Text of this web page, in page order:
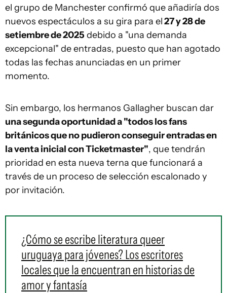
el grupo de Manchester confirmó que añadiría dos
nuevos espectáculos a su gira para el27 y 28 de
setiembre de 2025 debido a "una demanda
excepcional" de entradas, puesto que han agotado
todas las fechas anunciadas en un primer
momento.
Sin embargo, los hermanos Gallagher buscan dar
una segunda oportunidad a "todos los fans
británicos que no pudieron conseguir entradas en
la venta inicial con Ticketmaster", que tendrán
prioridad en esta nueva terna que funcionará a
través de un proceso de selección escalonado y
por invitación.
¿Cómo se escribe literatura queer
uruguaya para jóvenes? Los escritores
locales que la encuentran en historias de
amor y fantasía